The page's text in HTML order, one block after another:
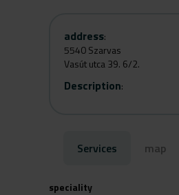
address:
5540 Szarvas
Vasút utca 39. 6/2.
Description:
Services map
speciality